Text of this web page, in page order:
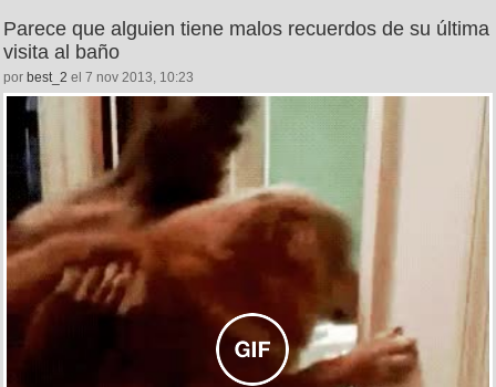
Parece que alguien tiene malos recuerdos de su última
visita al baño
por best_2 el 7 nov 2013, 10:23